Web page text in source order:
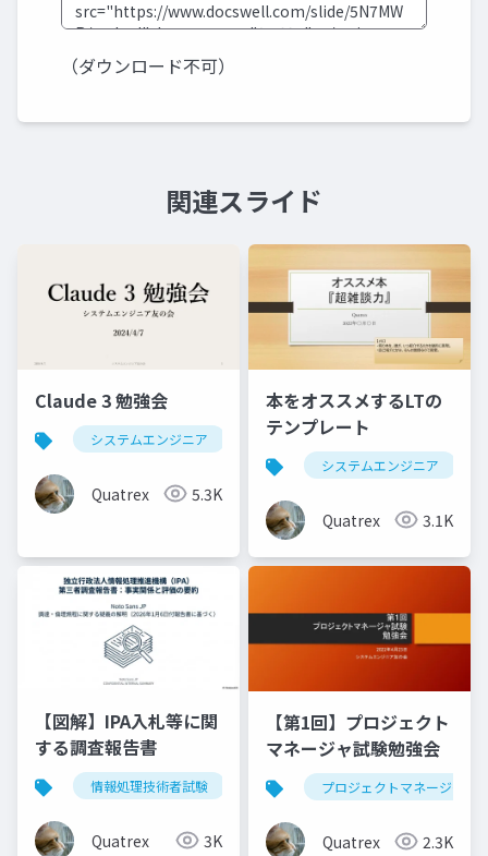
（ダウンロード不可）
関連スライド
Claude 3 勉強会
システムエンジニア 生成ai claude
Quatrex 5.3K
本をオススメするLTの
テンプレート
システムエンジニア
Quatrex 3.1K
【図解】IPA入札等に関
する調査報告書
情報処理技術者試験 ipa 調査報告書
Quatrex 3K
【第1回】プロジェクト
マネージャ試験勉強会
プロジェクトマネージャ
Quatrex 2.3K